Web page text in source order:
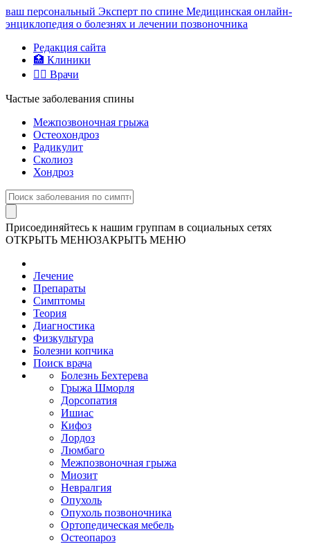
ваш персональный Эксперт по спине Медицинская онлайн-
энциклопедия о болезнях и лечении позвоночника
Редакция сайта
🏥 Клиники
👨‍⚕️ Врачи
Частые заболевания спины
Межпозвоночная грыжа
Остеохондроз
Радикулит
Сколиоз
Хондроз
Присоединяйтесь к нашим группам в социальных сетях
ОТКРЫТЬ МЕНЮЗАКРЫТЬ МЕНЮ
Лечение
Препараты
Симптомы
Теория
Диагностика
Физкультура
Болезни копчика
Поиск врача
Болезнь Бехтерева
Грыжа Шморля
Дорсопатия
Ишиас
Кифоз
Лордоз
Люмбаго
Межпозвоночная грыжа
Миозит
Невралгия
Опухоль
Опухоль позвоночника
Ортопедическая мебель
Остеопароз